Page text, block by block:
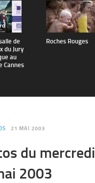
de
du Jury
au
Cannes
Roches Rouges
21 MAI 2003
du mercredi
2003